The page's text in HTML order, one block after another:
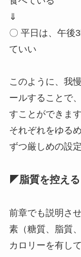
⇓
〇 平日は、午後
ていい
このように、我
ールすることで
すことができま
それぞれをゆる
ずつ厳しめの設
◤脂質を控える
前章でも説明さ
素（糖質、脂質
カロリーを有し